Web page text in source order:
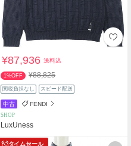
¥87,936送料込
1%OFF ¥88,825
関税負担なし スピード配送
中古 FENDI
SHOP
LuxUness
タイムセール